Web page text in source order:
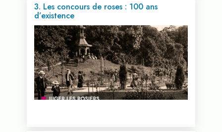
3. Les concours de roses : 100 ans
d’existence